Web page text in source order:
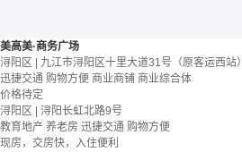
美高美·商务广场
浔阳区 | 九江市浔阳区十里大道31号（原客运西站）
迅捷交通 购物方便 商业商铺 商业综合体
价格待定
浔阳区 | 浔阳长虹北路9号
教育地产 养老房 迅捷交通 购物方便
现房，交房快，入住便利